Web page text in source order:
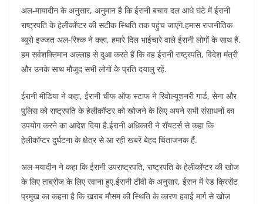
अल-मायादीन के अनुसार, अनुमान है कि ईरानी बचाव दल आधे घंटे में ईरानी
राष्ट्रपति के हेलीकॉप्टर की सटीक स्थिति तक पहुंच जाएंगे.हमास राजनीतिक
ब्यूरो इज्जत अल-रिश्क ने कहा, हमारे दिल भाईचारे वाले ईरानी लोगों के साथ हैं.
हम सर्वशक्तिमान अल्लाह से दुआ करते हैं कि वह ईरानी राष्ट्रपति, विदेश मंत्री
और उनके साथ मौजूद सभी लोगों के प्रति दयालु रहें.
ईरानी मीडिया ने कहा, ईरानी चीफ ऑफ स्टाफ ने रिवोल्यूशनरी गार्ड, सेना और
पुलिस को राष्ट्रपति के हेलीकॉप्टर को खोजने के लिए अपने सभी संसाधनों का
उपयोग करने का आदेश दिया है.ईरानी अधिकारी ने रॉयटर्स से कहा कि
हेलीकॉप्टर दुर्घटना के क्षेत्र से आ रही खबरें बेहद चिंताजनक हैं.
अल-मयादीन ने कहा कि ईरानी उपराष्ट्रपति, राष्ट्रपति के हेलीकॉप्टर की खोज
के लिए ताब्रीज के लिए रवाना हुए.ईरानी टीवी के अनुसार, ईरान में रेड क्रिसेंट
प्रमुख का कहना है कि खराब मौसम की स्थिति के कारण हवाई मार्ग से खोज